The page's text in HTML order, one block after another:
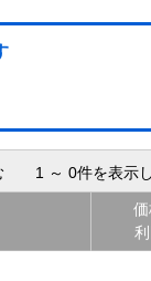
1 ～ 0件を表示し